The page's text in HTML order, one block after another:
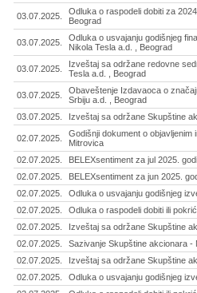
03.07.2025.
Odluka o raspodeli dobiti za
Beograd
03.07.2025.
Odluka o usvajanju godišnjeg
Nikola Tesla a.d. , Beograd
03.07.2025.
Izveštaj sa održane redovne
Tesla a.d. , Beograd
03.07.2025.
Obaveštenje Izdavaoca o
Srbiju a.d. , Beograd
03.07.2025.
Izveštaj sa održane Skupštine
02.07.2025.
Godišnji dokument o
Mitrovica
02.07.2025.
BELEXsentiment za jul 2025.
02.07.2025.
BELEXsentiment za jun 2025.
02.07.2025.
Odluka o usvajanju godišnjeg
02.07.2025.
Odluka o raspodeli dobiti ili
02.07.2025.
Izveštaj sa održane Skupštine
02.07.2025.
Sazivanje Skupštine akcionara -
02.07.2025.
Izveštaj sa održane Skupštine
02.07.2025.
Odluka o usvajanju godišnjeg